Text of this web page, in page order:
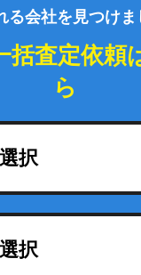
る会社を見つけま
括査定依頼
ら
択
択